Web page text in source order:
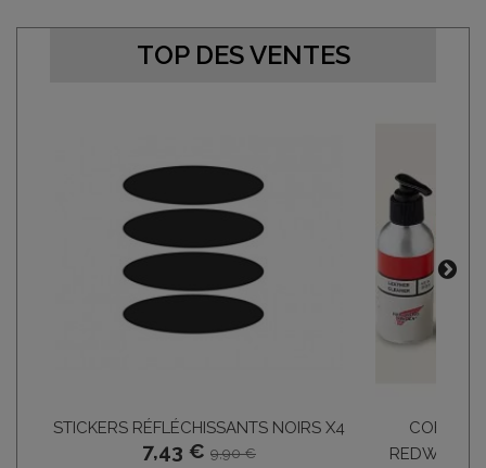
TOP DES VENTES
STICKERS RÉFLÉCHISSANTS NOIRS X4
7,43 € 9,90 €
REDWING -